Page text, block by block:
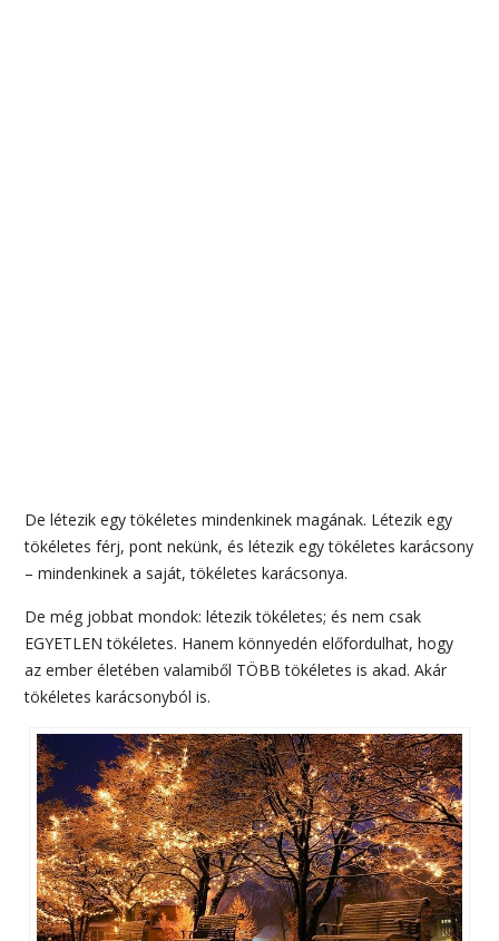
De létezik egy tökéletes mindenkinek magának. Létezik egy
tökéletes férj, pont nekünk, és létezik egy tökéletes karácsony
– mindenkinek a saját, tökéletes karácsonya.
De még jobbat mondok: létezik tökéletes; és nem csak
EGYETLEN tökéletes. Hanem könnyedén előfordulhat, hogy
az ember életében valamiből TÖBB tökéletes is akad. Akár
tökéletes karácsonyból is.